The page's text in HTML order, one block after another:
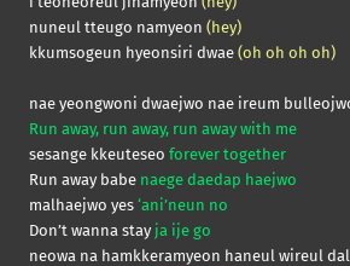
nuneul tteugo namyeon (hey)
kkumsogeun hyeonsiri dwae (oh oh oh oh)
nae yeongwoni dwaejwo nae ireum
Run away, run away, run away with me
sesange kkeuteseo forever together
Run away babe naege daedap haejwo
malhaejwo yes ‘ani’neun no
Don’t wanna stay ja ije go
neowa na hamkkeramyeon haneul wireul